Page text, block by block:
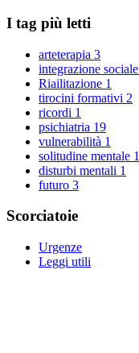
I tag più letti
arteterapia 3
integrazione sociale
Riailitazione 1
tirocini formativi 2
ricordi 1
psichiatria 19
vulnerabilità 1
solitudine mentale 1
disturbi mentali 1
futuro 3
Scorciatoie
Urgenze
Leggi utili